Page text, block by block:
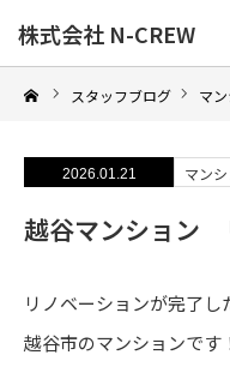
株式会社 N-CREW
スタッフブログ マ
2026.01.21 マン
越谷マンション
リノベーションが完了し
越谷市のマンションです